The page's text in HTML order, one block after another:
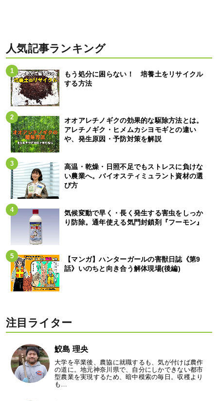
人気記事ランキング
もう処分に困らない！ 培養土をリサイクル
する方法
オオアレチノギクの効果的な駆除方法とは。
アレチノギク・ヒメムカシヨモギとの違い
や、発生原因・予防対策を解説
高温・乾燥・日照不足でもストレスに負けな
い農業へ。バイオスティミュラント資材の選
び方
気候変動で早く・長く発生する害虫をしっか
り防除。通年使える気門封鎖剤『フーモン』
【マンガ】ハンターガールの害獣日誌《第9
話》いのちと向き合う解体現場(後編)
注目ライター
鮫島 理央
大学を卒業後、農協に就職するも、気が付けば農作
の道に。地元神奈川県で、自分にしかできない都市
型農業を実現するため、暗中模索の毎日。収穫より
も…